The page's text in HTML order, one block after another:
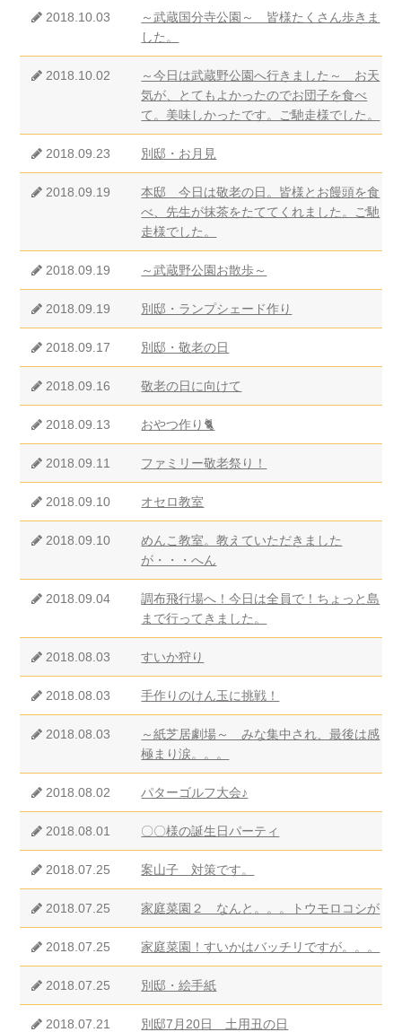
2018.10.03
～武蔵国分寺公園～ 皆様たくさん歩きま
した。
2018.10.02
～今日は武蔵野公園へ行きました～ お天
気が、とてもよかったのでお団子を食べ
て。美味しかったです。ご馳走様でした。
2018.09.23 別邸・お月見
2018.09.19
本邸 今日は敬老の日。皆様とお饅頭を食
べ、先生が抹茶をたててくれました。ご馳
走様でした。
2018.09.19 ～武蔵野公園お散歩～
2018.09.19 別邸・ランプシェード作り
2018.09.17 別邸・敬老の日
2018.09.16 敬老の日に向けて
2018.09.13 おやつ作り🐈
2018.09.11 ファミリー敬老祭り！
2018.09.10 オセロ教室
2018.09.10
めんこ教室。教えていただきました
が・・・へん
2018.09.04
調布飛行場へ！今日は全員で！ちょっと島
まで行ってきました。
2018.08.03 すいか狩り
2018.08.03 手作りのけん玉に挑戦！
2018.08.03
～紙芝居劇場～ みな集中され、最後は感
極まり涙。。。
2018.08.02 パターゴルフ大会♪
2018.08.01 〇〇様の誕生日パーティ
2018.07.25 案山子 対策です。
2018.07.25 家庭菜園２ なんと。。。トウモロコシが
2018.07.25 家庭菜園！すいかはバッチリですが。。。
2018.07.25 別邸・絵手紙
2018.07.21 別邸7月20日 土用丑の日